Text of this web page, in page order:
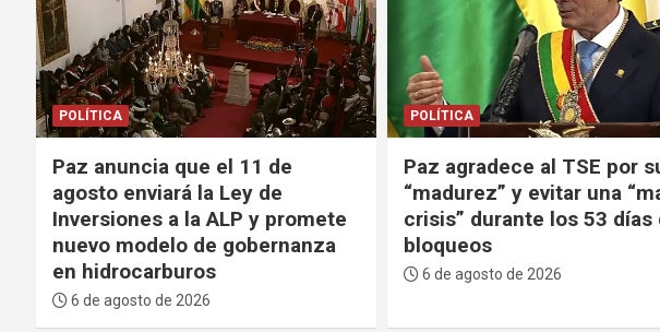
POLÍTICA
Paz agradece al TSE por su
“madurez” y evitar una “mayor
crisis” durante los 53 días de
bloqueos
6 de agosto de 2026
GENTE POLÍTICA
Paz explica que decidió
el Ministerio de Turismo y
una Agencia porque tuvo
buenos resultados en otros
países